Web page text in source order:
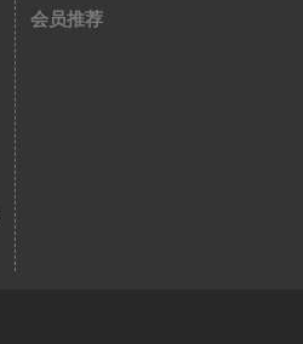
会员推荐